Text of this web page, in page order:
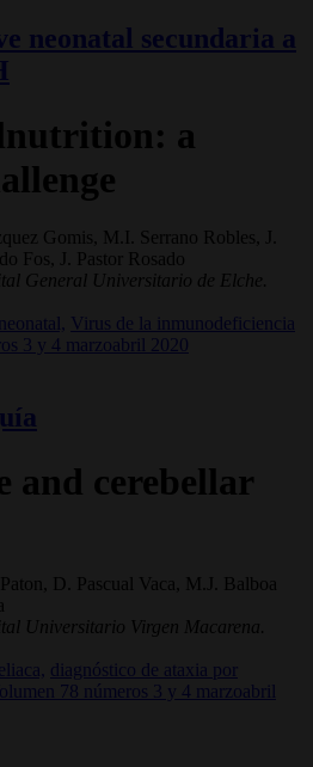
neonatal secundaria a
a
Gomis, M.I. Serrano Robles, J.
Fos, J. Pastor Rosado
General Universitario de Elche.
Virus de la inmunodeficiencia
3 y 4 marzoabril 2020
and cerebellar
D. Pascual Vaca, M.J. Balboa
Universitario Virgen Macarena.
diagnóstico de ataxia por
78 números 3 y 4 marzoabril